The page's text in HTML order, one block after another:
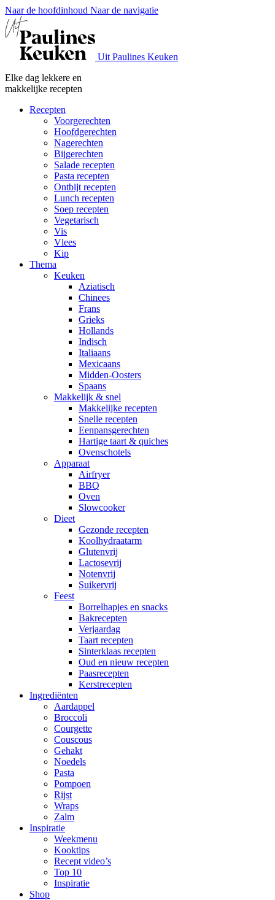
Naar de hoofdinhoud Naar de navigatie
Uit Paulines Keuken
Elke dag lekkere en
makkelijke recepten
Recepten
Voorgerechten
Hoofdgerechten
Nagerechten
Bijgerechten
Salade recepten
Pasta recepten
Ontbijt recepten
Lunch recepten
Soep recepten
Vegetarisch
Vis
Vlees
Kip
Thema
Keuken
Aziatisch
Chinees
Frans
Grieks
Hollands
Indisch
Italiaans
Mexicaans
Midden-Oosters
Spaans
Makkelijk & snel
Makkelijke recepten
Snelle recepten
Eenpansgerechten
Hartige taart & quiches
Ovenschotels
Apparaat
Airfryer
BBQ
Oven
Slowcooker
Dieet
Gezonde recepten
Koolhydraatarm
Glutenvrij
Lactosevrij
Notenvrij
Suikervrij
Feest
Borrelhapjes en snacks
Bakrecepten
Verjaardag
Taart recepten
Sinterklaas recepten
Oud en nieuw recepten
Paasrecepten
Kerstrecepten
Ingrediënten
Aardappel
Broccoli
Courgette
Couscous
Gehakt
Noedels
Pasta
Pompoen
Rijst
Wraps
Zalm
Inspiratie
Weekmenu
Kooktips
Recept video’s
Top 10
Inspiratie
Shop